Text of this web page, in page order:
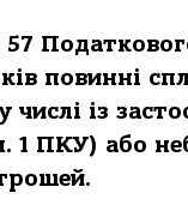
57
повинні
із
1 ПКУ) aбо